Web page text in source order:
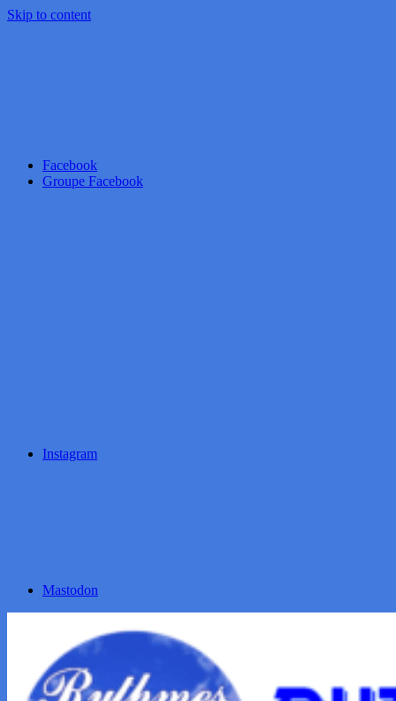
Skip to content
Facebook
Groupe Facebook
Instagram
Mastodon